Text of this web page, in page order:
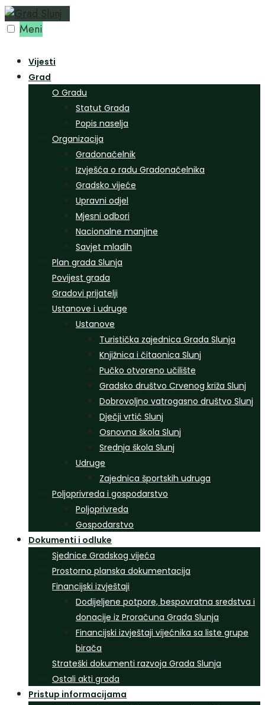
Preskoči
na Meni
Vijesti
Grad
O Gradu
Statut Grada
Popis naselja
Organizacija
Gradonačelnik
Izvješća o radu Gradonačelnika
Gradsko vijeće
Upravni odjel
Mjesni odbori
Nacionalne manjine
Savjet mladih
Plan grada Slunja
Povijest grada
Gradovi prijatelji
Ustanove i udruge
Ustanove
Turistička zajednica Grada Slunja
Knjižnica i čitaonica Slunj
Pučko otvoreno učilište
Gradsko društvo Crvenog križa Slunj
Dobrovoljno vatrogasno društvo Slunj
Dječji vrtić Slunj
Osnovna škola Slunj
Srednja škola Slunj
Udruge
Zajednica športskih udruga
Poljoprivreda i gospodarstvo
Poljoprivreda
Gospodarstvo
Dokumenti i odluke
Sjednice Gradskog vijeća
Prostorno planska dokumentacija
Financijski izvještaji
Dodijeljene potpore, bespovratna sredstva i
donacije iz Proračuna Grada Slunja
Financijski izvještaji vijećnika sa liste grupe
birača
Strateški dokumenti razvoja Grada Slunja
Ostali akti grada
Pristup informacijama